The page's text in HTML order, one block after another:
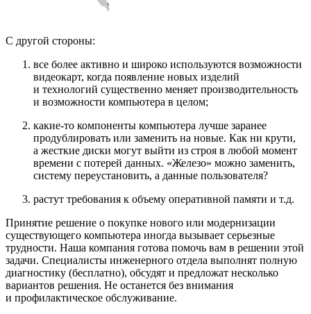
С другой стороны:
все более активно и широко используются возможности
видеокарт, когда появление новых изделий
и технологий существенно меняет производительность
и возможности компьютера в целом;
какие-то компоненты компьютера лучше заранее
продублировать или заменить на новые. Как ни крути,
а жесткие диски могут выйти из строя в любой момент
времени с потерей данных. «Железо» можно заменить,
систему переустановить, а данные пользователя?
растут требования к объему оперативной памяти и т.д.
Принятие решение о покупке нового или модернизации
существующего компьютера иногда вызывает серьезные
трудности. Наша компания готова помочь вам в решении этой
задачи. Специалисты инженерного отдела выполнят полную
диагностику (бесплатно), обсудят и предложат несколько
вариантов решения. Не останется без внимания
и профилактическое обслуживание.